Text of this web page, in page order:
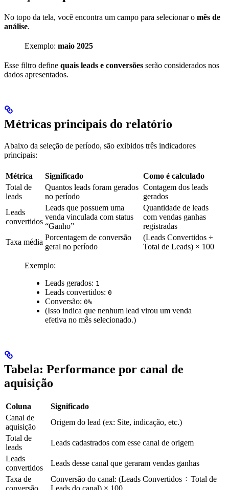
No topo da tela, você encontra um campo para selecionar o mês de
análise.
Exemplo: maio 2025
Esse filtro define quais leads e conversões serão considerados nos
dados apresentados.
Métricas principais do relatório
Abaixo da seleção de período, são exibidos três indicadores
principais:
Métrica Significado
Como é calculado
Total de
leads
Quantos leads foram gerados
no período
Contagem dos leads
gerados
Leads
convertidos
Leads que possuem uma
venda vinculada com status
“Ganho”
Quantidade de leads
com vendas ganhas
registradas
Taxa média
Porcentagem de conversão
geral no período
(Leads Convertidos ÷
Total de Leads) × 100
Exemplo:
Leads gerados: 1
Leads convertidos: 0
Conversão: 0%
(Isso indica que nenhum lead virou um venda
efetiva no mês selecionado.)
Tabela: Performance por canal de
aquisição
Coluna
Significado
Canal de
aquisição
Origem do lead (ex: Site, indicação, etc.)
Total de
leads
Leads cadastrados com esse canal de origem
Leads
convertidos
Leads desse canal que geraram vendas ganhas
Taxa de
Conversão do canal: (Leads Convertidos ÷ Total de